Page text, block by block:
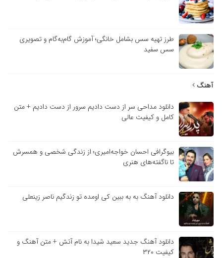
طرز تهیه سس بشامل خانگی؛ آموزش گام‌به‌گام و تصویری
سس سفید
آهنگ
دانلود مداحی سر از دست دادیم سرور از دست دادیم + متن
کامل و کیفیت عالی
بیوگرافی احسان خواجه‌امیری؛ از زندگی شخصی و همسرش
تا ناگفته‌های هنری
دانلود آهنگ به به ببین کی اومده تو زندگیم ناصر زینعلی
دانلود آهنگ جدید سعید شیدا به نام آتش + متن آهنگ و
کیفیت ۳۲۰